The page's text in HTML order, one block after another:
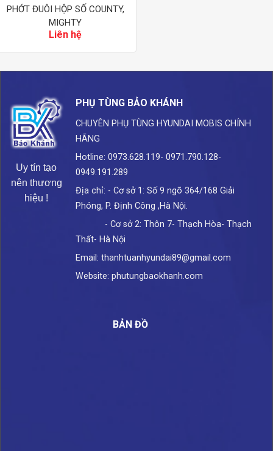
PHỚT ĐUÔI HỘP SỐ COUNTY,
MIGHTY
Liên hệ
Uy tín tạo
nên thương
hiệu !
PHỤ TÙNG BẢO KHÁNH
CHUYÊN PHỤ TÙNG HYUNDAI MOBIS CHÍNH
HÃNG
Hotline: 0973.628.119- 0971.790.128-
0949.191.289
Địa chỉ: - Cơ sở 1: Số 9 ngõ 364/168 Giải
Phóng, P. Định Công ,Hà Nội.
- Cơ sở 2: Thôn 7- Thạch Hòa- Thạch
Thất- Hà Nội
Email: thanhtuanhyundai89@gmail.com
Website: phutungbaokhanh.com
BẢN ĐỒ